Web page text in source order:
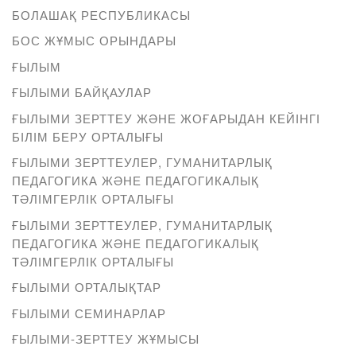
БОЛАШАҚ РЕСПУБЛИКАСЫ
БОС ЖҰМЫС ОРЫНДАРЫ
ҒЫЛЫМ
ҒЫЛЫМИ БАЙҚАУЛАР
ҒЫЛЫМИ ЗЕРТТЕУ ЖӘНЕ ЖОҒАРЫДАН КЕЙІНГІ
БІЛІМ БЕРУ ОРТАЛЫҒЫ
ҒЫЛЫМИ ЗЕРТТЕУЛЕР, ГУМАНИТАРЛЫҚ
ПЕДАГОГИКА ЖӘНЕ ПЕДАГОГИКАЛЫҚ
ТӘЛІМГЕРЛІК ОРТАЛЫҒЫ
ҒЫЛЫМИ ЗЕРТТЕУЛЕР, ГУМАНИТАРЛЫҚ
ПЕДАГОГИКА ЖӘНЕ ПЕДАГОГИКАЛЫҚ
ТӘЛІМГЕРЛІК ОРТАЛЫҒЫ
ҒЫЛЫМИ ОРТАЛЫҚТАР
ҒЫЛЫМИ СЕМИНАРЛАР
ҒЫЛЫМИ-ЗЕРТТЕУ ЖҰМЫСЫ